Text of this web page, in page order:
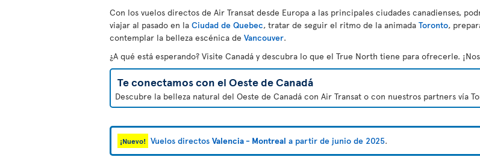
Con los vuelos directos de Air Transat desde Europa a las principales ciudades canadienses,
viajar al pasado en la Ciudad de Quebec, tratar de seguir el ritmo de la animada Toronto,
contemplar la belleza escénica de Vancouver.
¿A qué está esperando? Visite Canadá y descubra lo que el True North tiene para ofrecerle.
Te conectamos con el Oeste de Canadá
Descubre la belleza natural del Oeste de Canadá con Air Transat o con nuestros partners vía
¡Nuevo! Vuelos directos Valencia - Montreal a partir de junio de 2025.